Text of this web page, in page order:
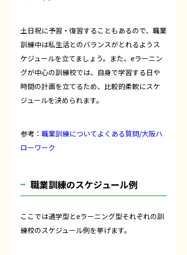
土日祝に予習・復習することもあるので、職業
訓練中は私生活とのバランスがとれるようス
ケジュールを立てましょう。また、eラーニン
グが中心の訓練校では、自身で学習する日や
時間の計画を立てるため、比較的柔軟にスケ
ジュールを決められます。
参考： 職業訓練についてよくある質問/大阪ハ
ローワーク
職業訓練のスケジュール例
ここでは通学型とeラーニング型それぞれの訓
練校のスケジュール例を挙げます。